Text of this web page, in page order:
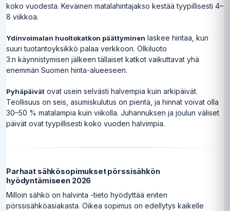
koko vuodesta. Keväinen matalahintajakso kestää tyypillisesti 4–
8 viikkoa.
Ydinvoimalan huoltokatkon päättyminen laskee hintaa, kun
suuri tuotantoyksikkö palaa verkkoon. Olkiluoto
3:n käynnistymisen jälkeen tällaiset katkot vaikuttavat yhä
enemmän Suomen hinta-alueeseen.
Pyhäpäivät ovat usein selvästi halvempia kuin arkipäivät.
Teollisuus on seis, asumiskulutus on pientä, ja hinnat voivat olla
30–50 % matalampia kuin viikolla. Juhannuksen ja joulun väliset
päivät ovat tyypillisesti koko vuoden halvimpia.
Parhaat sähkösopimukset pörssisähkön
hyödyntämiseen 2026
Milloin sähkö on halvinta -tieto hyödyttää eniten
pörssisähköasiakasta. Oikea sopimus on edellytys kaikelle